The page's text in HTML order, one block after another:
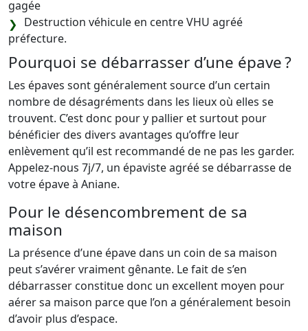
gagée
Destruction véhicule en centre VHU agréé
préfecture.
Pourquoi se débarrasser d’une épave ?
Les épaves sont généralement source d’un certain
nombre de désagréments dans les lieux où elles se
trouvent. C’est donc pour y pallier et surtout pour
bénéficier des divers avantages qu’offre leur
enlèvement qu’il est recommandé de ne pas les garder.
Appelez-nous 7j/7, un épaviste agréé se débarrasse de
votre épave à Aniane.
Pour le désencombrement de sa
maison
La présence d’une épave dans un coin de sa maison
peut s’avérer vraiment gênante. Le fait de s’en
débarrasser constitue donc un excellent moyen pour
aérer sa maison parce que l’on a généralement besoin
d’avoir plus d’espace.